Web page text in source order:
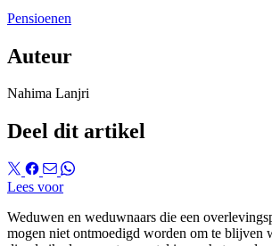
Pensioenen
Auteur
Nahima Lanjri
Deel dit artikel
Lees voor
Weduwen en weduwnaars die een
mogen niet ontmoedigd worden om te blijven